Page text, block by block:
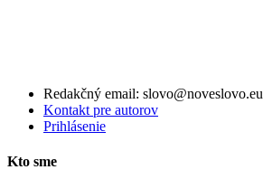
Redakčný email: slovo@noveslovo.eu
Kontakt pre autorov
Prihlásenie
Kto sme